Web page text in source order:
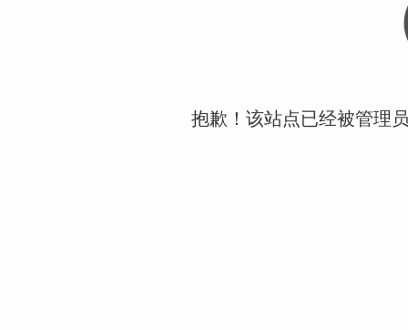
抱歉！该站点已经被管理